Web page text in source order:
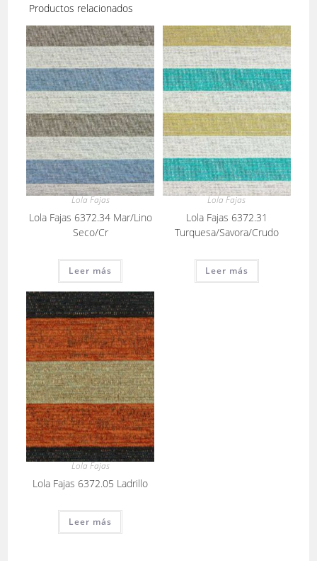
Productos relacionados
Lola Fajas
Lola Fajas 6372.34 Mar/Lino
Seco/Cr
Leer más
Lola Fajas
Lola Fajas 6372.31
Turquesa/Savora/Crudo
Leer más
Lola Fajas
Lola Fajas 6372.05 Ladrillo
Leer más